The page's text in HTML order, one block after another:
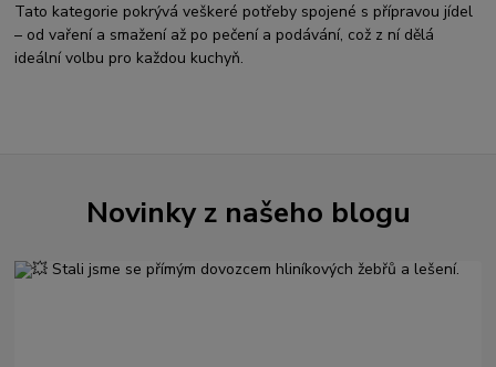
Tato kategorie pokrývá veškeré potřeby spojené s přípravou jídel
– od vaření a smažení až po pečení a podávání, což z ní dělá
ideální volbu pro každou kuchyň.
Novinky z našeho blogu